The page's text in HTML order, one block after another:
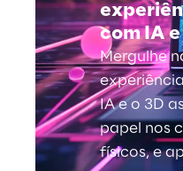
com IA e
Mergulhe
IA e o 3D
papel nos
físicos, e